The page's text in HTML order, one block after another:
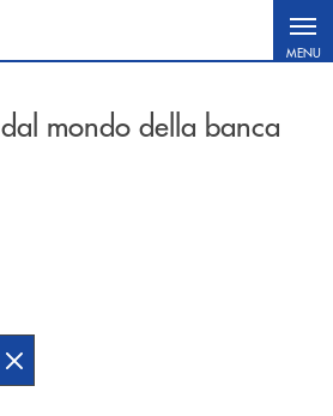
MENU
dal mondo della banca